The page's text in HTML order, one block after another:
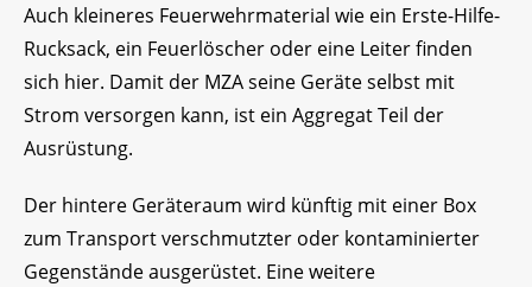
Auch kleineres Feuerwehrmaterial wie ein Erste-Hilfe-
Rucksack, ein Feuerlöscher oder eine Leiter finden
sich hier. Damit der MZA seine Geräte selbst mit
Strom versorgen kann, ist ein Aggregat Teil der
Ausrüstung.
Der hintere Geräteraum wird künftig mit einer Box
zum Transport verschmutzter oder kontaminierter
Gegenstände ausgerüstet. Eine weitere